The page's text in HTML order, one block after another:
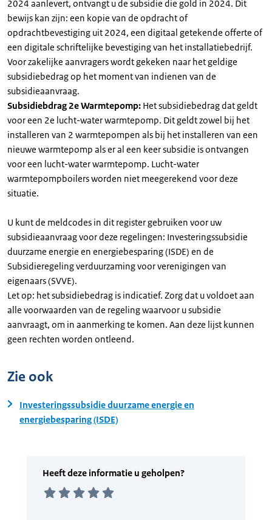
2024 aanlevert, ontvangt u de subsidie die gold in 2024. Dit
bewijs kan zijn: een kopie van de opdracht of
opdrachtbevestiging uit 2024, een digitaal getekende offerte of
een digitale schriftelijke bevestiging van het installatiebedrijf.
Voor zakelijke aanvragers wordt gekeken naar het geldige
subsidiebedrag op het moment van indienen van de
subsidieaanvraag.
Subsidiebdrag 2e Warmtepomp: Het subsidiebedrag dat geldt
voor een 2e lucht-water warmtepomp. Dit geldt zowel bij het
installeren van 2 warmtepompen als bij het installeren van een
nieuwe warmtepomp als er al een keer subsidie is ontvangen
voor een lucht-water warmtepomp. Lucht-water
warmtepompboilers worden niet meegerekend voor deze
situatie.
U kunt de meldcodes in dit register gebruiken voor uw
subsidieaanvraag voor deze regelingen: Investeringssubsidie
duurzame energie en energiebesparing (ISDE) en de
Subsidieregeling verduurzaming voor verenigingen van
eigenaars (SVVE).
Let op: het subsidiebedrag is indicatief. Zorg dat u voldoet aan
alle voorwaarden van de regeling waarvoor u subsidie
aanvraagt, om in aanmerking te komen. Aan deze lijst kunnen
geen rechten worden ontleend.
Zie ook
Investeringssubsidie duurzame energie en
energiebesparing (ISDE)